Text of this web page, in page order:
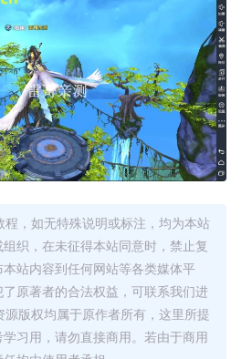
程，如无特殊说明或标注，均为本站
织，在未征得本站同意时，禁止复
站内容到任何网站等各类媒体平
原著者的合法权益，可联系我们进
版权均属于原作者所有，这里所提
习用，请勿直接商用。若由于商用